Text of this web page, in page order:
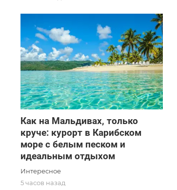
Как на Мальдивах, только
круче: курорт в Карибском
море с белым песком и
идеальным отдыхом
Интересное
5 часов назад